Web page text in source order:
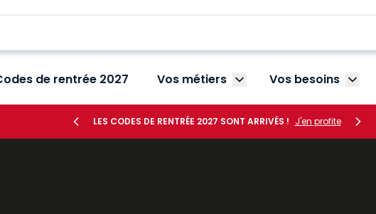
de rentrée 2027 Vos métiers Afficher le sous-menu
Vos besoins
LES CODES DE RENTRÉE 2027 SONT ARRIVÉS ! J'en profite